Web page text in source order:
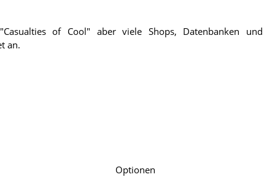
of Cool" aber viele Shops, Datenbanken und
an.
Optionen